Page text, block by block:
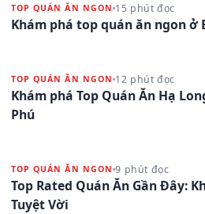
TOP QUÁN ĂN NGON 15 phút đọc
Khám phá top quán ăn ngon ở
TOP QUÁN ĂN NGON 12 phút đọc
Khám phá Top Quán Ăn Hạ
Phú
TOP QUÁN ĂN NGON 9 phút đọc
Top Rated Quán Ăn Gần Đây:
Tuyệt Vời